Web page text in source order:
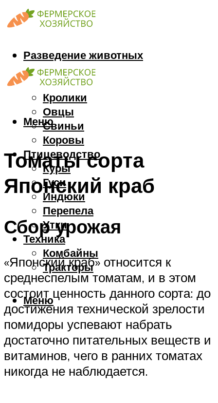
Разведение животных
Козы
Кони
Кролики
Овцы
Свиньи
Коровы
Птицеводство
Куры
Гуси
Индюки
Перепела
Утки
Техника
Комбайны
Тракторы
Меню
Меню
Томаты сорта
Японский краб
Сбор урожая
«Японский краб» относится к
среднеспелым томатам, и в этом
состоит ценность данного сорта: до
достижения технической зрелости
помидоры успевают набрать
достаточно питательных веществ и
витаминов, чего в ранних томатах
никогда не наблюдается.